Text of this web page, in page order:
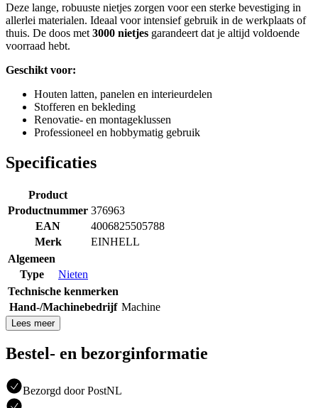
Deze lange, robuuste nietjes zorgen voor een sterke bevestiging in
allerlei materialen. Ideaal voor intensief gebruik in de werkplaats of
thuis. De doos met 3000 nietjes garandeert dat je altijd voldoende
voorraad hebt.
Geschikt voor:
Houten latten, panelen en interieurdelen
Stofferen en bekleding
Renovatie- en montageklussen
Professioneel en hobbymatig gebruik
Specificaties
Product
Productnummer 376963
EAN
4006825505788
Merk
EINHELL
Algemeen
Type
Nieten
Technische kenmerken
Hand-/Machinebedrijf Machine
Lees meer
Bestel- en bezorginformatie
Bezorgd door PostNL